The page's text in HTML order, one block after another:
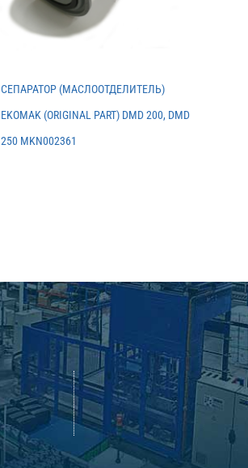
СЕПАРАТОР (МАСЛООТДЕЛИТЕЛЬ)
EKOMAK (ORIGINAL PART) DMD 200, DMD
250 MKN002361